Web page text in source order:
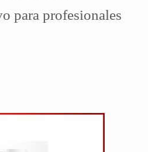
para profesionales